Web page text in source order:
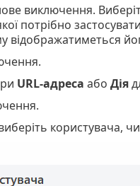
виключення.
потрібно
URL-адреса або Дія
користувача,